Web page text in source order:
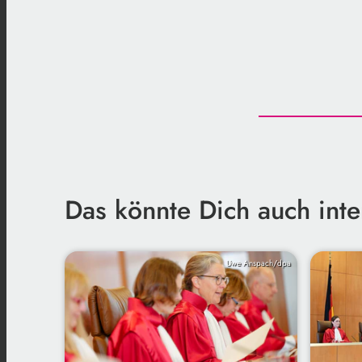
Das könnte Dich auch
Uwe Anspach/dpa